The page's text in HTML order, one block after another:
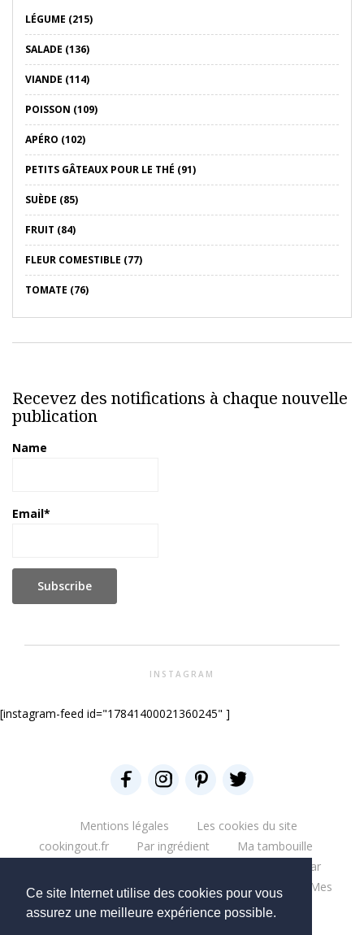
Ce site Internet utilise des cookies pour vous
assurez une meilleure expérience possible.
LÉGUME (215)
SALADE (136)
VIANDE (114)
POISSON (109)
APÉRO (102)
PETITS GÂTEAUX POUR LE THÉ (91)
SUÈDE (85)
FRUIT (84)
FLEUR COMESTIBLE (77)
TOMATE (76)
Recevez des notifications à chaque nouvelle
publication
Name
Email*
INSTAGRAM
[instagram-feed id="17841400021360245" ]
Mentions légales
Les cookies du site
cookingout.fr
Par ingrédient
Ma tambouille
Par
ingrédient
Mes aventures Bonne table
Mes
escapades
Que du blabla
Mes bouquins